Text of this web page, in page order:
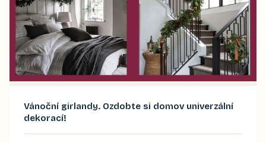
Vánoční girlandy. Ozdobte si domov univerzální
dekorací!